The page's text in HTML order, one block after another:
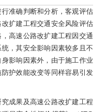
准确判断和分析，客观评估
扩建工程交通安全风险评估
高速公路改扩建工程因交通
，其安全影响因素较多且不
影响因素外，由于施工作业
护效能改变等同样容易引发
成果及高速公路改扩建工程